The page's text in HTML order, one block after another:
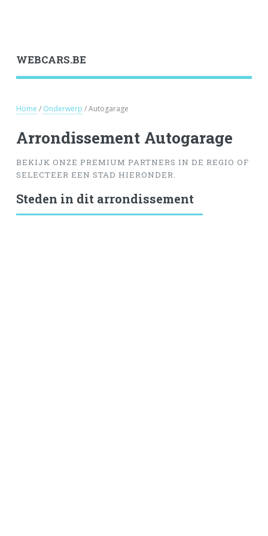
WEBCARS.BE
Home / Onderwerp / Autogarage
Arrondissement Autogarage
BEKIJK ONZE PREMIUM PARTNERS IN DE REGIO OF
SELECTEER EEN STAD HIERONDER.
Steden in dit arrondissement